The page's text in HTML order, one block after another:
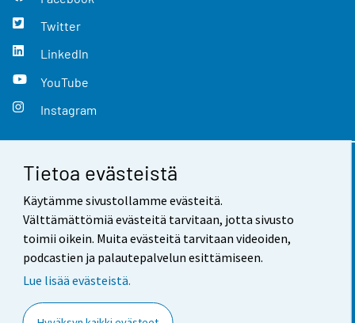
Tietoa evästeistä
Käytämme sivustollamme evästeitä.
Välttämättömiä evästeitä tarvitaan, jotta sivusto
toimii oikein. Muita evästeitä tarvitaan videoiden,
podcastien ja palautepalvelun esittämiseen.
Lue lisää evästeistä.
Twitter
LinkedIn
YouTube
Instagram
Yhteystiedot
Palaute
Käyttöehdot
Saavutettavuus